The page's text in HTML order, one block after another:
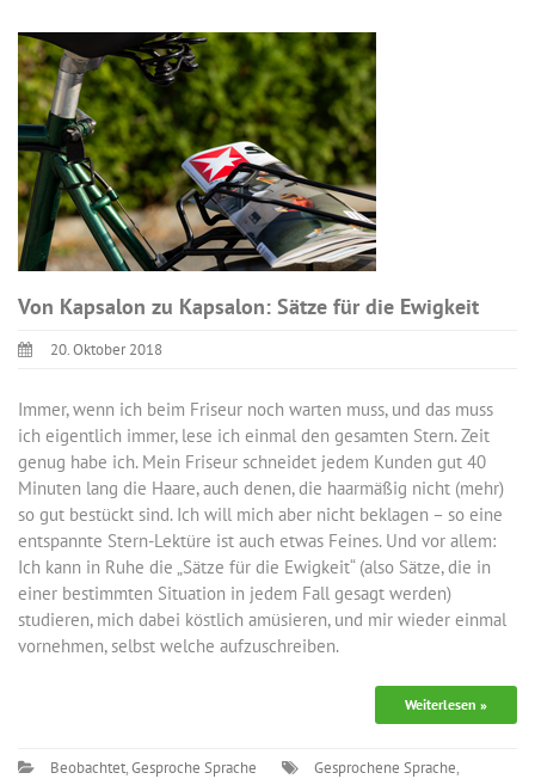
Von Kapsalon zu Kapsalon: Sätze für die Ewigkeit
20. Oktober 2018
Immer, wenn ich beim Friseur noch warten muss, und das muss
ich eigentlich immer, lese ich einmal den gesamten Stern. Zeit
genug habe ich. Mein Friseur schneidet jedem Kunden gut 40
Minuten lang die Haare, auch denen, die haarmäßig nicht (mehr)
so gut bestückt sind. Ich will mich aber nicht beklagen – so eine
entspannte Stern-Lektüre ist auch etwas Feines. Und vor allem:
Ich kann in Ruhe die „Sätze für die Ewigkeit“ (also Sätze, die in
einer bestimmten Situation in jedem Fall gesagt werden)
studieren, mich dabei köstlich amüsieren, und mir wieder einmal
vornehmen, selbst welche aufzuschreiben.
Weiterlesen »
Beobachtet,Gesproche Sprache Gesprochene Sprache,